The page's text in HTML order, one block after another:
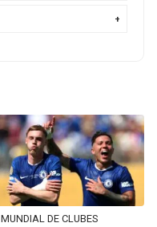
MUNDIAL DE CLUBES